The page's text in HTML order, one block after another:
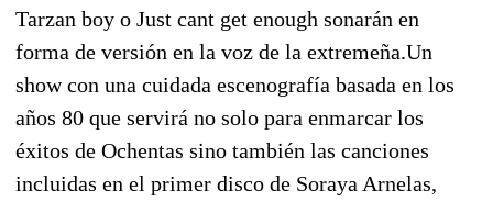
Tarzan boy o Just cant get enough sonarán en
forma de versión en la voz de la extremeña.Un
show con una cuidada escenografía basada en los
años 80 que servirá no solo para enmarcar los
éxitos de Ochentas sino también las canciones
incluidas en el primer disco de Soraya Arnelas,